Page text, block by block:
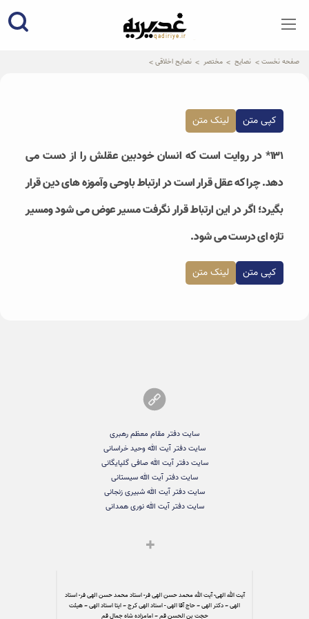
qadiriye.ir
نشریه ی غدیریه-بیانات استاد
صفحه نخست نصایح مختصر نصایح اخلاقی
کپی متن لینک متن
۱۳۱* در روایت است که انسان خودبین عقلش را از دست می
دهد. چرا که عقل قرار است در ارتباط باوحی وآموزه های دین قرار
بگیرد؛ اگر در این ارتباط قرار نگرفت مسیر عوض می شود ومسیر
تازه ای درست می شود.
کپی متن لینک متن
سایت دفتر مقام معظم رهبری
سایت دفتر آیت الله وحید خراسانی
سایت دفتر آیت الله صافی گلپایگانی
سایت دفتر آیت الله سیستانی
سایت دفتر آیت الله شبیری زنجانی
سایت دفتر آیت الله نوری همدانی
آیت الله الهی- آیت الله محمد حسن الهی فر- استاد محمد حسن الهی فر- استاد
الهی – دکتر الهی – حاج آقا الهی - استاد الهی کرج – ایتا استاد الهی – هیئت
حجت بن الحسن قم – امامزاده شاه جمال قم